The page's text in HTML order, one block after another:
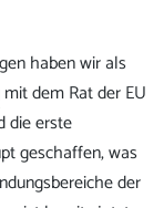
haben wir als
mit dem Rat der EU
die erste
geschaffen, was
der